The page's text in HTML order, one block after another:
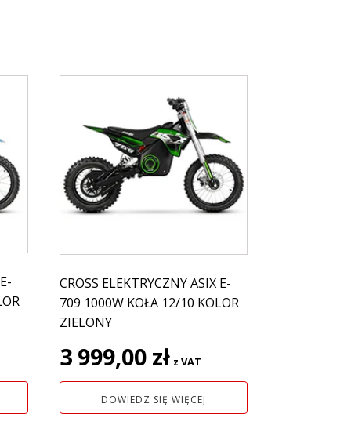
CROSS ELEKTRYCZNY ASIX E-
709 1000W KOŁA 12/10 KOLOR
ZIELONY
3 999,00 zł z VAT
DOWIEDZ SIĘ WIĘCEJ